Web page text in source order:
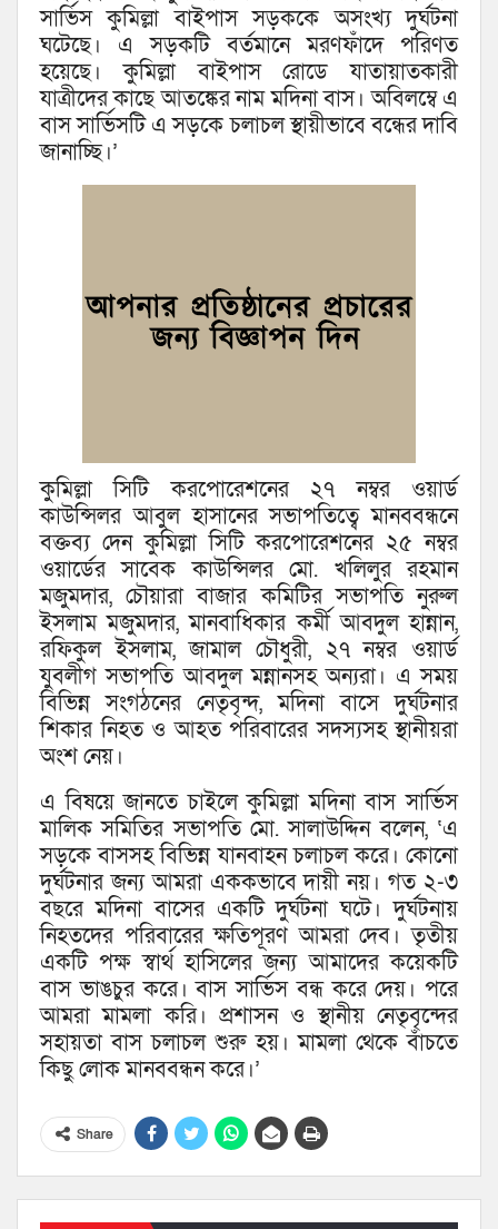
সার্ভিস কুমিল্লা বাইপাস সড়ককে অসংখ্য দুর্ঘটনা
ঘটেছে। এ সড়কটি বর্তমানে মরণফাঁদে পরিণত
হয়েছে। কুমিল্লা বাইপাস রোডে যাতায়াতকারী
যাত্রীদের কাছে আতঙ্কের নাম মদিনা বাস। অবিলম্বে এ
বাস সার্ভিসটি এ সড়কে চলাচল স্থায়ীভাবে বন্ধের দাবি
জানাচ্ছি।’
কুমিল্লা সিটি করপোরেশনের ২৭ নম্বর ওয়ার্ড
কাউন্সিলর আবুল হাসানের সভাপতিত্বে মানববন্ধনে
বক্তব্য দেন কুমিল্লা সিটি করপোরেশনের ২৫ নম্বর
ওয়ার্ডের সাবেক কাউন্সিলর মো. খলিলুর রহমান
মজুমদার, চৌয়ারা বাজার কমিটির সভাপতি নুরুল
ইসলাম মজুমদার, মানবাধিকার কর্মী আবদুল হান্নান,
রফিকুল ইসলাম, জামাল চৌধুরী, ২৭ নম্বর ওয়ার্ড
যুবলীগ সভাপতি আবদুল মন্নানসহ অন্যরা। এ সময়
বিভিন্ন সংগঠনের নেতৃবৃন্দ, মদিনা বাসে দুর্ঘটনার
শিকার নিহত ও আহত পরিবারের সদস্যসহ স্থানীয়রা
অংশ নেয়।
এ বিষয়ে জানতে চাইলে কুমিল্লা মদিনা বাস সার্ভিস
মালিক সমিতির সভাপতি মো. সালাউদ্দিন বলেন, ‘এ
সড়কে বাসসহ বিভিন্ন যানবাহন চলাচল করে। কোনো
দুর্ঘটনার জন্য আমরা এককভাবে দায়ী নয়। গত ২-৩
বছরে মদিনা বাসের একটি দুর্ঘটনা ঘটে। দুর্ঘটনায়
নিহতদের পরিবারের ক্ষতিপূরণ আমরা দেব। তৃতীয়
একটি পক্ষ স্বার্থ হাসিলের জন্য আমাদের কয়েকটি
বাস ভাঙচুর করে। বাস সার্ভিস বন্ধ করে দেয়। পরে
আমরা মামলা করি। প্রশাসন ও স্থানীয় নেতৃবৃন্দের
সহায়তা বাস চলাচল শুরু হয়। মামলা থেকে বাঁচতে
কিছু লোক মানববন্ধন করে।’
Share